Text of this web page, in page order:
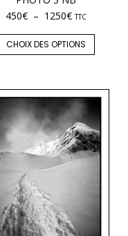
450€ – 1250€ TTC
CHOIX DES OPTIONS